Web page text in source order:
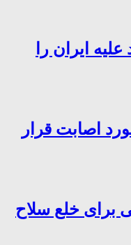
ایران را
اصابت قرار
برای خلع سلاح